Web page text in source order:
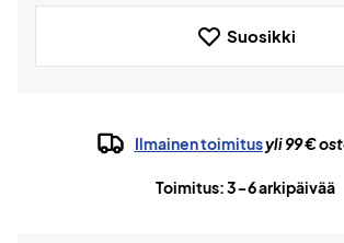
Suosikki
Ilmainen toimitusyli 99 €
Toimitus: 3-6 arkipäivää